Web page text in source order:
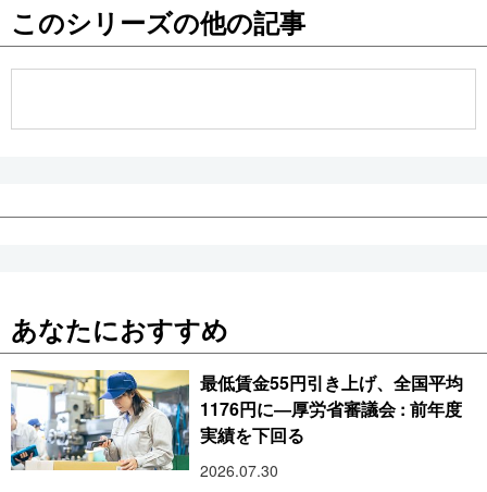
お知らせ
このシリーズの他の記事
あなたにおすすめ
最低賃金55円引き上げ、全国平均
1176円に―厚労省審議会 : 前年度
実績を下回る
2026.07.30